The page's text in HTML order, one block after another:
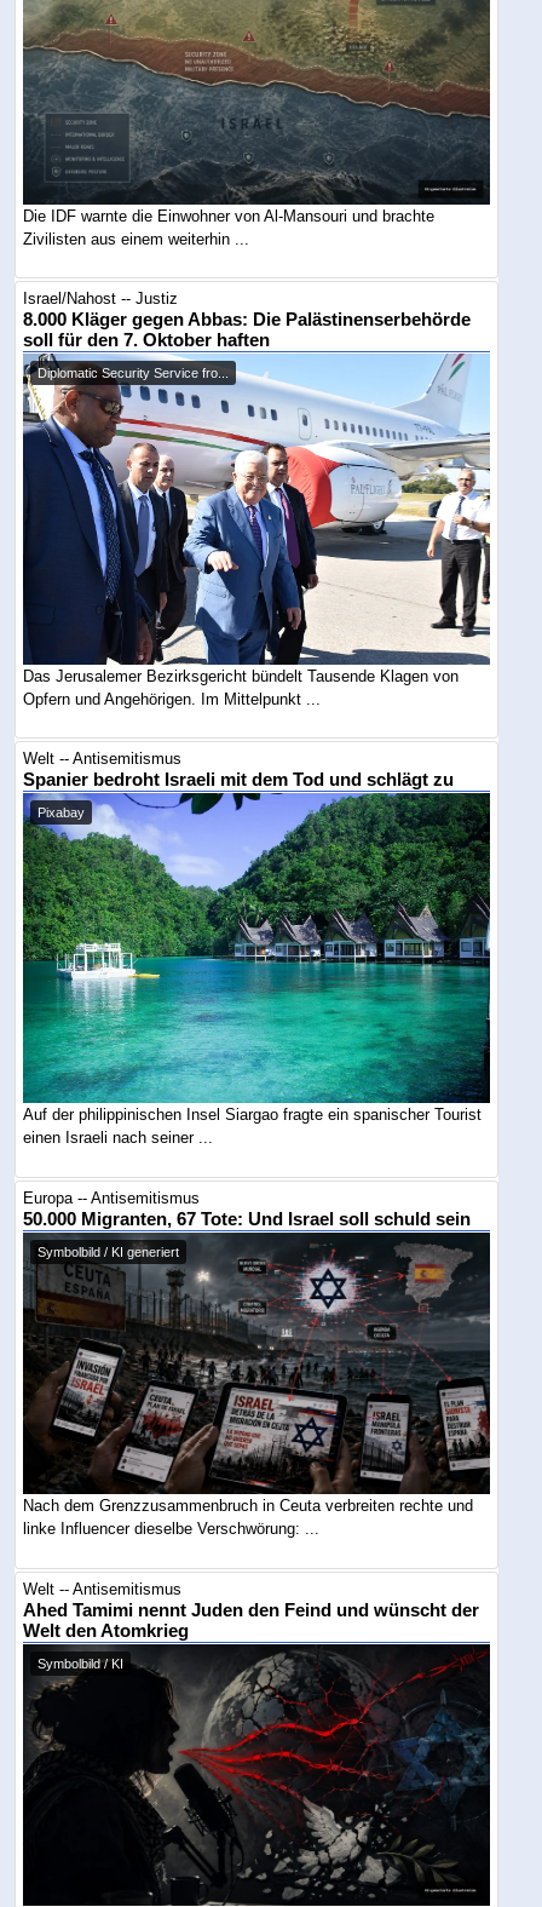
Die IDF warnte die Einwohner von Al-Mansouri und brachte
Zivilisten aus einem weiterhin ...
Israel/Nahost -- Justiz
8.000 Kläger gegen Abbas: Die Palästinenserbehörde
soll für den 7. Oktober haften
Diplomatic Security Service fro...
Das Jerusalemer Bezirksgericht bündelt Tausende Klagen von
Opfern und Angehörigen. Im Mittelpunkt ...
Welt -- Antisemitismus
Spanier bedroht Israeli mit dem Tod und schlägt zu
Pixabay
Auf der philippinischen Insel Siargao fragte ein spanischer Tourist
einen Israeli nach seiner ...
Europa -- Antisemitismus
50.000 Migranten, 67 Tote: Und Israel soll schuld sein
Symbolbild / KI generiert
Nach dem Grenzzusammenbruch in Ceuta verbreiten rechte und
linke Influencer dieselbe Verschwörung: ...
Welt -- Antisemitismus
Ahed Tamimi nennt Juden den Feind und wünscht der
Welt den Atomkrieg
Symbolbild / KI